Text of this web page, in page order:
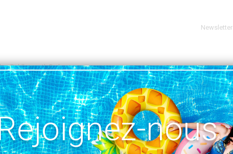
Newsletter
Riddlesworth Park
SUR LA CARTE
& Accès nous